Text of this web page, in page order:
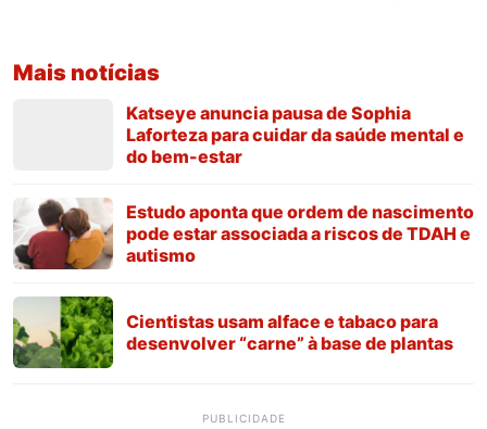
Mais notícias
Katseye anuncia pausa de Sophia
Laforteza para cuidar da saúde mental e
do bem-estar
Estudo aponta que ordem de nascimento
pode estar associada a riscos de TDAH e
autismo
Cientistas usam alface e tabaco para
desenvolver “carne” à base de plantas
PUBLICIDADE